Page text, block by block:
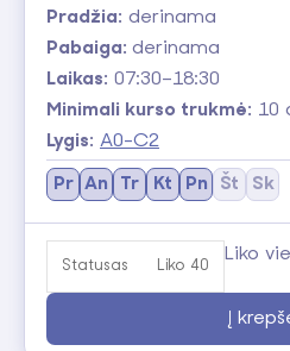
Pradžia: derinama
Pabaiga: derinama
Laikas: 07:30–18:30
Minimali kurso trukmė: 10
Lygis: A0-C2
Pr An Tr Kt Pn Št Sk
Statusas Liko 40
Liko
Į